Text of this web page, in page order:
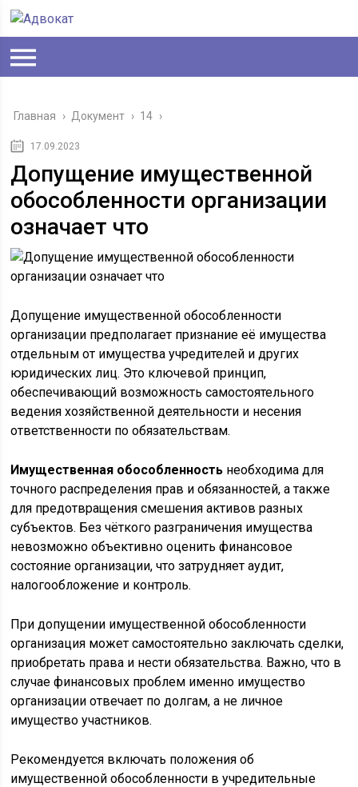
Главная › Документ › 14 ›
17.09.2023
Допущение имущественной
обособленности организации
означает что
Допущение имущественной обособленности
организации предполагает признание её имущества
отдельным от имущества учредителей и других
юридических лиц. Это ключевой принцип,
обеспечивающий возможность самостоятельного
ведения хозяйственной деятельности и несения
ответственности по обязательствам.
Имущественная обособленность необходима для
точного распределения прав и обязанностей, а также
для предотвращения смешения активов разных
субъектов. Без чёткого разграничения имущества
невозможно объективно оценить финансовое
состояние организации, что затрудняет аудит,
налогообложение и контроль.
При допущении имущественной обособленности
организация может самостоятельно заключать сделки,
приобретать права и нести обязательства. Важно, что в
случае финансовых проблем именно имущество
организации отвечает по долгам, а не личное
имущество участников.
Рекомендуется включать положения об
имущественной обособленности в учредительные